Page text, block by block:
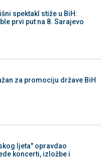
spektakl stiže u BiH:
prvi put na 8. Sarajevo
za promociju države BiH
ljeta" opravdao
koncerti, izložbe i